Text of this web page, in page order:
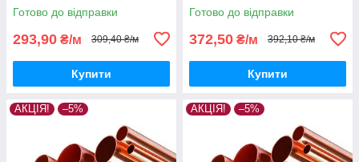
Готово до відправки
293,90 ₴/м 309,40 ₴/м
Купити
Готово до відправки
372,50 ₴/м 392,10 ₴/м
Купити
АКЦІЯ! –5% АКЦІЯ! –5%